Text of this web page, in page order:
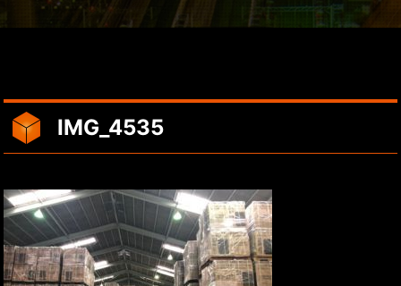
IMG_4535